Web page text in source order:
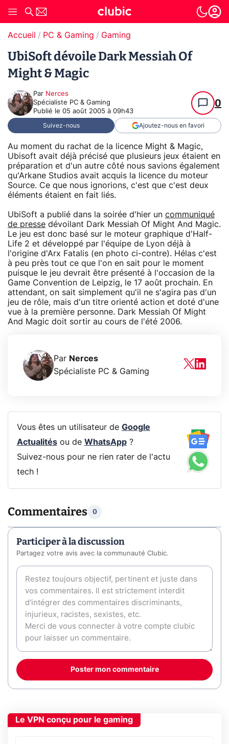
Accueil PC & Gaming Gaming
UbiSoft dévoile Dark Messiah Of
Might & Magic
Par Nerces
Spécialiste PC & Gaming
Publié le 05 août 2005 à 09h43
0
Suivez-nous Ajoutez-nous en favori
Au moment du rachat de la licence Might & Magic,
Ubisoft avait déjà précisé que plusieurs jeux étaient en
préparation et d'un autre côté nous savions également
qu'Arkane Studios avait acquis la licence du moteur
Source. Ce que nous ignorions, c'est que c'est deux
éléments étaient en fait liés.
UbiSoft a publié dans la soirée d'hier un communiqué
de presse dévoilant Dark Messiah Of Might And Magic.
Le jeu est donc basé sur le moteur graphique d'Half-
Life 2 et développé par l'équipe de Lyon déjà à
l'origine d'Arx Fatalis (en photo ci-contre). Hélas c'est
à peu près tout ce que l'on en sait pour le moment
puisque le jeu devrait être présenté à l'occasion de la
Game Convention de Leipzig, le 17 août prochain. En
attendant, on sait simplement qu'il ne s'agira pas d'un
jeu de rôle, mais d'un titre orienté action et doté d'une
vue à la première personne. Dark Messiah Of Might
And Magic doit sortir au cours de l'été 2006.
Par Nerces
Spécialiste PC & Gaming
Vous êtes un utilisateur de Google
Actualitésou de WhatsApp?
Suivez-nous pour ne rien rater de l'actu
tech !
Commentaires 0
Participer à la discussion
Partagez votre avis avec la communauté Clubic.
Poster mon commentaire
Le VPN conçu pour le gaming